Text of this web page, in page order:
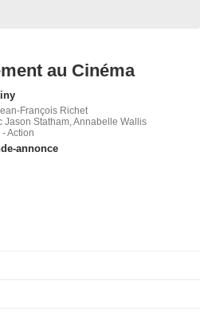
au Cinéma
François Richet
Jason Statham, Annabelle Wallis
- Action
annonce